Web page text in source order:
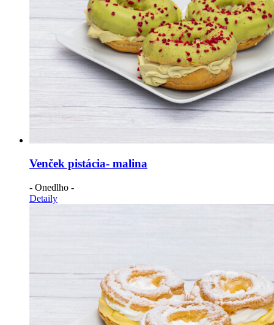
Venček pistácia- malina
- Onedlho -
Detaily